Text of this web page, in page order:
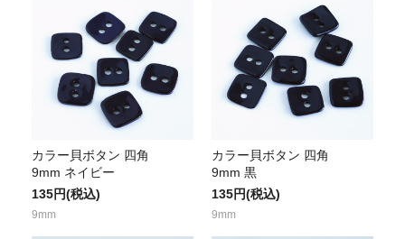
カラー貝ボタン 四角
9mm ネイビー
135円(税込)
9mm
カラー貝ボタン 四角
9mm 黒
135円(税込)
9mm